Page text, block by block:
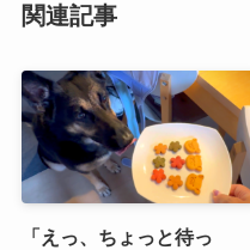
関連記事
「えっ、ちょっと待っ